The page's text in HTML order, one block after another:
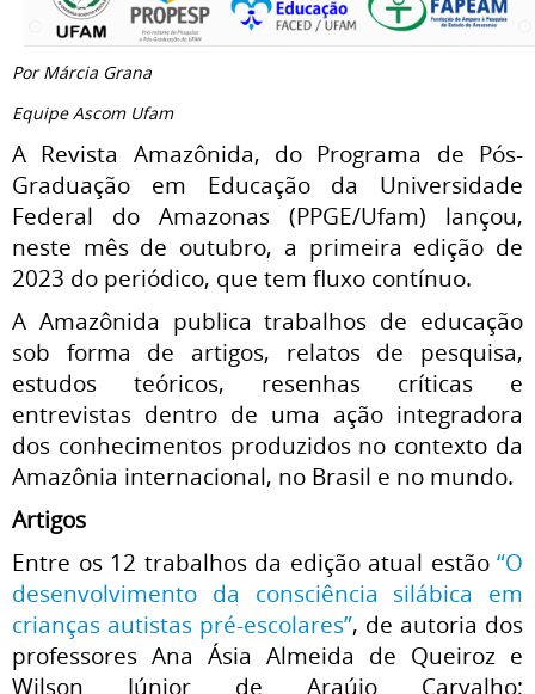
Por Márcia Grana
Equipe Ascom Ufam
A Revista Amazônida, do Programa de Pós-
Graduação em Educação da Universidade
Federal do Amazonas (PPGE/Ufam) lançou,
neste mês de outubro, a primeira edição de
2023 do periódico, que tem fluxo contínuo.
A Amazônida publica trabalhos de educação
sob forma de artigos, relatos de pesquisa,
estudos teóricos, resenhas críticas e
entrevistas dentro de uma ação integradora
dos conhecimentos produzidos no contexto da
Amazônia internacional, no Brasil e no mundo.
Artigos
Entre os 12 trabalhos da edição atual estão “O
desenvolvimento da consciência silábica em
crianças autistas pré-escolares”, de autoria dos
professores Ana Ásia Almeida de Queiroz e
Wilson Júnior de Araújo Carvalho;